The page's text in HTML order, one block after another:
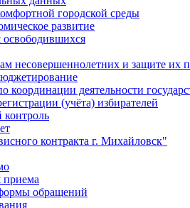
городской среды
развитие
несовершеннолетних и защите их
координации деятельности
(учёта) избирателей
контракта г. Михайловск"
приема
обращений